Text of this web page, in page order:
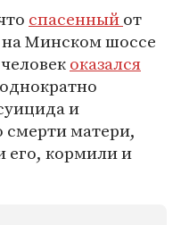
спасенныйот
Минском шоссе
оказался
и
смерти матери,
его, кормили и